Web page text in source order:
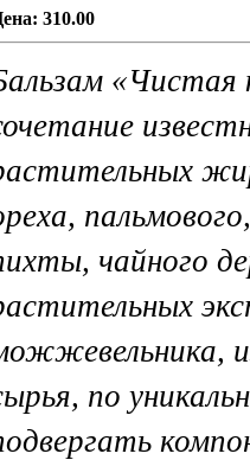
310.00
«Чистая
чайного
по